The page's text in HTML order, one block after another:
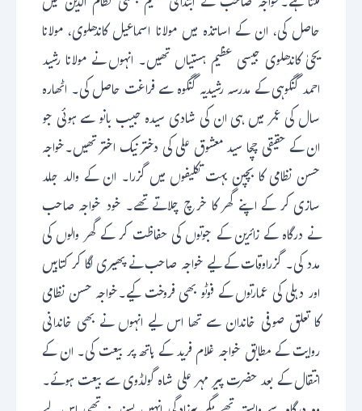
حاصل کی، ان کے اساتذہ میں مولانا اسماعیل کاندھلوی، مولانا
یحیٰ کاندھلوی جیسی عظیم ہستیاں تھیں۔ انہوں نے مولانا رشید
احمد گنگوہی کے مدرسہ رشیدیہ گنگوہ سے فراغت حاصل کی۔ اٹھارہ
سال کی عمر میں ہی ان کی شادی سیدہ حبیب بانو سے ہوئی جو
ان کے حقیقی چچا سید معشوق علی کی دختر نیک اختر تھیں۔خواجہ
حسن نظامی کا بچپن بہت تکلیفوں میں گزرا۔ ان کے والد جلد
سازی کر کے اپنے گھر کا خرچ چلاتے تھے۔ خود خواجہ صاحب
نے درگاہ کے زائرین کے جوتوں کی حفاظت کر کے گھر والوں کی
مدد کی۔ گزراوقات کے لیے خواجہ صاحب نے پھیری لگا کر کتابیں
اور دہلی کی عمارتوں کے فوٹو بھی فروخت کیے۔خواجہ حسن نظامی
کا تعلق صوفی خاندان سے تھا اس لیے انہوں نے بھی خاندانی
روایت کے مطابق خواجہ غلام فرید کے ہاتھ پر بیعت کی۔ ان کے
انتقال کے بعد حضرت پیر مہر علی شاہ گولڈوی سے بیعت ہوئے۔